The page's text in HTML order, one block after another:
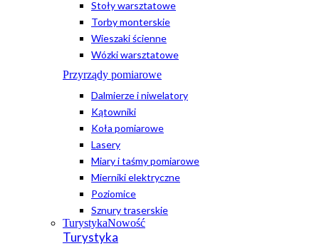
Stoły warsztatowe
Torby monterskie
Wieszaki ścienne
Wózki warsztatowe
Przyrządy pomiarowe
Dalmierze i niwelatory
Kątowniki
Koła pomiarowe
Lasery
Miary i taśmy pomiarowe
Mierniki elektryczne
Poziomice
Sznury traserskie
TurystykaNowość
Turystyka